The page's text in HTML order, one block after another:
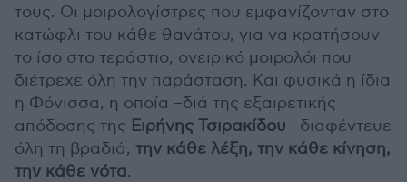
τους. Οι μοιρολογίστρες που εμφανίζονταν στο
κατώφλι του κάθε θανάτου, για να κρατήσουν
το ίσο στο τεράστιο, ονειρικό μοιρολόι που
διέτρεχε όλη την παράσταση. Και φυσικά η ίδια
η Φόνισσα, η οποία –διά της εξαιρετικής
απόδοσης της Ειρήνης Τσιρακίδου– διαφέντευε
όλη τη βραδιά, την κάθε λέξη, την κάθε κίνηση,
την κάθε νότα.